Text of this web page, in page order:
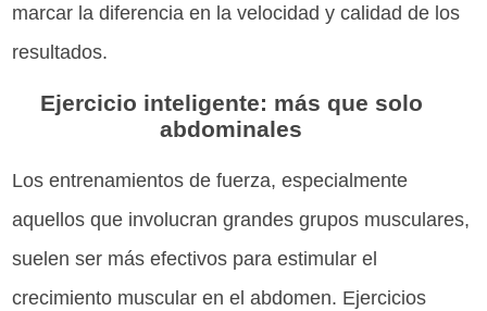
marcar la diferencia en la velocidad y calidad de los
resultados.
Ejercicio inteligente: más que solo
abdominales
Los entrenamientos de fuerza, especialmente
aquellos que involucran grandes grupos musculares,
suelen ser más efectivos para estimular el
crecimiento muscular en el abdomen. Ejercicios